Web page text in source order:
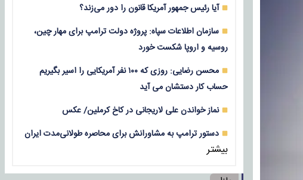
آیا رئیس جمهور آمریکا قانون را دور می‌زند؟
سازمان اطلاعات سپاه: پروژه دولت ترامپ برای مهار چین،
روسیه و اروپا شکست خورد
محسن رضایی: روزی که ۱۰۰ نفر آمریکایی را اسیر بگیریم
حساب کار دستشان می آید
نماز خواندن علی لاریجانی در کاخ کرملین/ عکس
دستور ترامپ به مشاورانش برای محاصره طولانی‌مدت ایران
بیشتر